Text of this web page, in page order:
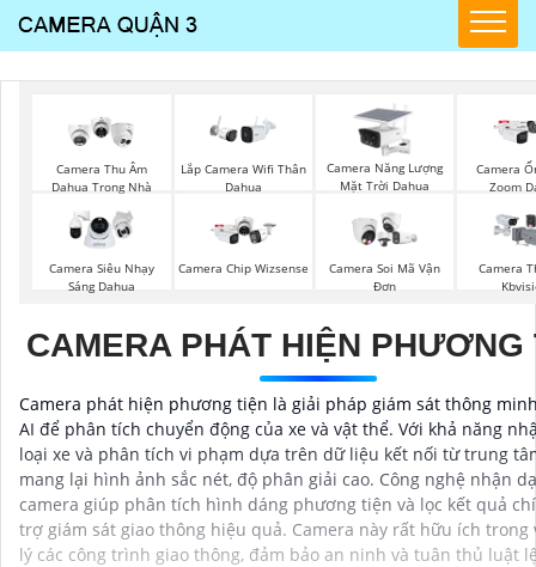
Camera Thu Âm
Dahua Trong Nhà
Lắp Camera Wifi Thân
Dahua
Camera Năng Lượng
Mặt Trời Dahua
Camera
Zoom
Camera Siêu Nhạy
Sáng Dahua
Camera Chip Wizsense
Camera Soi Mã Vận
Đơn
Camera
CAMERA PHÁT HIỆN PHƯƠNG
Camera phát hiện phương tiện là giải pháp giám sát thông
AI để phân tích chuyển động của xe và vật thể. Với khả năng
loại xe và phân tích vi phạm dựa trên dữ liệu kết nối từ trung
mang lại hình ảnh sắc nét, độ phân giải cao. Công nghệ nhận
camera giúp phân tích hình dáng phương tiện và lọc kết quả
trợ giám sát giao thông hiệu quả. Camera này rất hữu ích trong
lý các công trình giao thông, đảm bảo an ninh và tuân thủ luật